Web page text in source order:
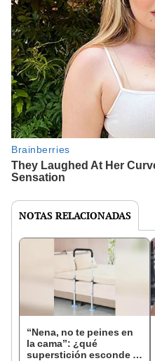
NOTAS RELACIONADAS
“Nena, no te peines en
la cama”: ¿qué
superstición esconde la